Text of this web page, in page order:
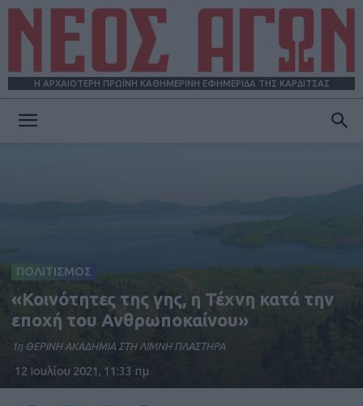
Η ΑΡΧΑΙΟΤΕΡΗ ΠΡΩΪΝΗ ΚΑΘΗΜΕΡΙΝΗ ΕΦΗΜΕΡΙΔΑ ΤΗΣ ΚΑΡΔΙΤΣΑΣ
ΠΟΛΙΤΙΣΜΟΣ
«Κοινότητες της γης, η Τέχνη κατά την
εποχή του Ανθρωποκαίνου»
1η ΘΕΡΙΝΗ ΑΚΑΔΗΜΙΑ ΣΤΗ ΛΙΜΝΗ ΠΛΑΣΤΗΡΑ
12 Ιουλίου 2021, 11:33 πμ